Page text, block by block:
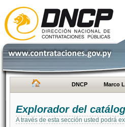
DNCP Marco
Explorador del
A través de esta sección usted podrá